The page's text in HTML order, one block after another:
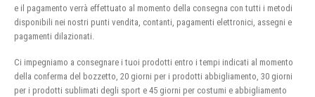
e il pagamento verrà effettuato al momento della consegna con tutti i metodi
disponibili nei nostri punti vendita, contanti, pagamenti elettronici, assegni e
pagamenti dilazionati.
Ci impegniamo a consegnare i tuoi prodotti entro i tempi indicati al momento
della conferma del bozzetto, 20 giorni per i prodotti abbigliamento, 30 giorni
per i prodotti sublimati degli sport e 45 giorni per costumi e abbigliamento